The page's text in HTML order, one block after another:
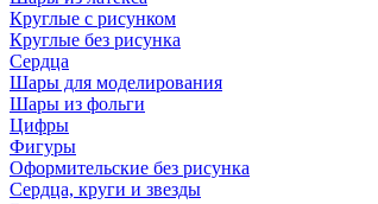
Круглые с рисунком
Круглые без рисунка
Сердца
Шары для моделирования
Шары из фольги
Цифры
Фигуры
Оформительские без рисунка
Сердца, круги и звезды